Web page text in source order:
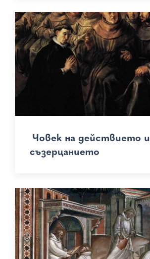
Човек на действието и
съзерцанието